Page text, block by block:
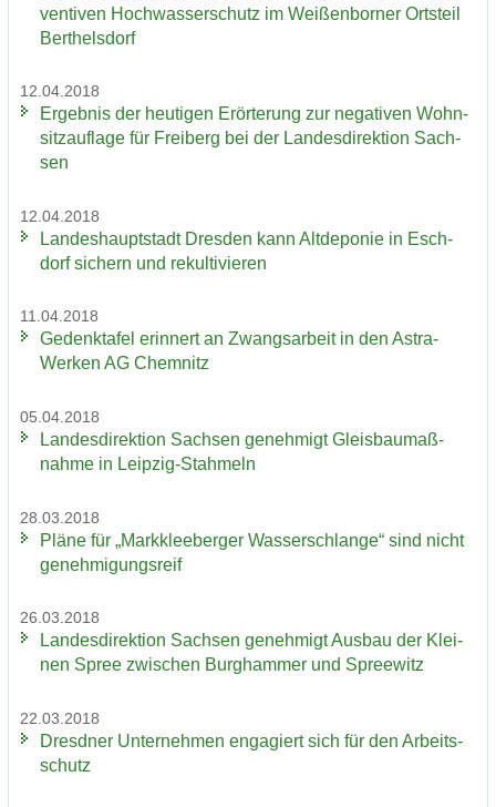
ven­ti­ven Hoch­was­ser­schutz im Wei­ßen­bor­ner Orts­teil
Bert­hels­dorf
12.04.2018
Er­geb­nis der heu­ti­gen Er­ör­te­rung zur ne­ga­ti­ven Wohn­
sitz­auf­la­ge für Frei­berg bei der Lan­des­di­rek­ti­on Sach­
sen
12.04.2018
Lan­des­haupt­stadt Dres­den kann Alt­de­po­nie in Esch­
dorf si­chern und re­kul­ti­vie­ren
11.04.2018
Ge­denk­ta­fel er­in­nert an Zwangs­ar­beit in den Astra-​
Werken AG Chem­nitz
05.04.2018
Lan­des­di­rek­ti­on Sach­sen ge­neh­migt Gleis­bau­maß­
nah­me in Leipzig-​Stahmeln
28.03.2018
Pläne für „Mark­klee­ber­ger Was­ser­schlan­ge“ sind nicht
ge­neh­mi­gungs­reif
26.03.2018
Lan­des­di­rek­ti­on Sach­sen ge­neh­migt Aus­bau der Klei­
nen Spree zwi­schen Burg­ham­mer und Spree­witz
22.03.2018
Dresd­ner Un­ter­neh­men en­ga­giert sich für den Ar­beits­
schutz